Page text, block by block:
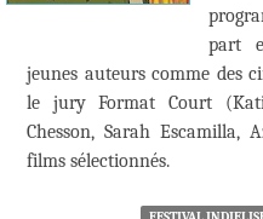
part
jeunes auteurs comme des
le jury Format Court
Chesson, Sarah Escamilla,
films sélectionnés.